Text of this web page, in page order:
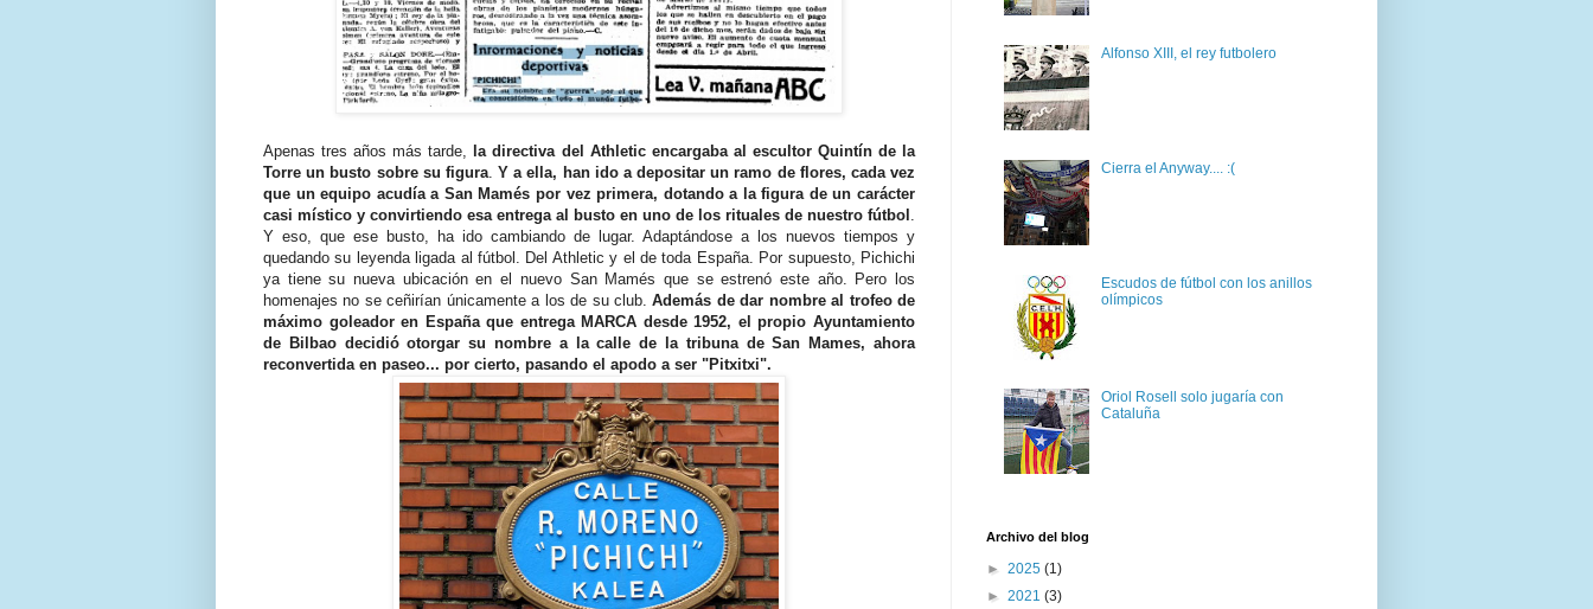
Apenas tres años más tarde, la directiva del Athletic encargaba al escultor Quintín de la
Torre un busto sobre su figura.Y a ella, han ido a depositar un ramo de flores, cada vez
que un equipo acudía a San Mamés por vez primera, dotando a la figura de un carácter
casi místico y convirtiendo esa entrega al busto en uno de los rituales de nuestro fútbol
Y eso, que ese busto, ha ido cambiando de lugar. Adaptándose a los nuevos tiempos y
quedando su leyenda ligada al fútbol. Del Athletic y el de toda España. Por supuesto, Pichichi
ya tiene su nueva ubicación en el nuevo San Mamés que se estrenó este año. Pero los
homenajes no se ceñirían únicamente a los de su club.Además de dar nombre al trofeo de
máximo goleador en España que entrega MARCA desde 1952, el propio Ayuntamiento
de Bilbao decidió otorgar su nombre a la calle de la tribuna de San Mames, ahora
reconvertida en paseo... por cierto, pasando el apodo a ser "Pitxitxi".
Alfonso XIII, el rey futbolero
Cierra el Anyway.... :(
Escudos de fútbol con los anillos
olímpicos
Oriol Rosell solo jugaría con
Cataluña
Archivo del blog
► 2025 (1)
► 2021 (3)